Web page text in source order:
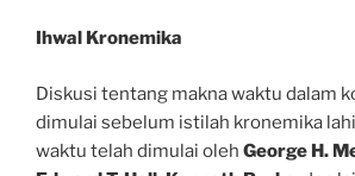
Ihwal Kronemika
Diskusi tentang makna waktu dalam
dimulai sebelum istilah kronemika
waktu telah dimulai oleh George H.